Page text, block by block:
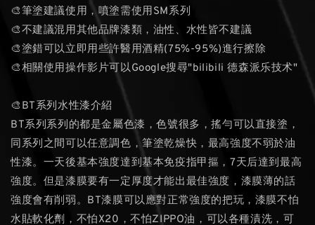
🎨筆塗建議使用，噴塗需使用SM系列
🎨不建議混用其他品牌漆類，油性、水性皆不建議
🎨塗錯可以立即用些許醫用酒精(75%-95%)進行擦除
🎨相關使用操作影片可以Google搜尋"bilibili 德森派乐技术"
🎨BT系列水性漆介紹
BT系列系列的都是金屬色漆，色號很多，搖勻可以直接塗，
同系列之間可以任意調色，筆塗乾燥快，最高強度不弱於油
性漆。一天後基本強度達到基本免疫指甲摳，7天后達到最高
強度。但是漆膜要有一定厚度才能出最佳強度，漆膜薄的話
強度會有削弱。BT漆膜可以應對正常強度的把玩，漆膜不怕
水貼軟化劑，不怕X20，不怕ZIPPO油，可以各種漬洗，可